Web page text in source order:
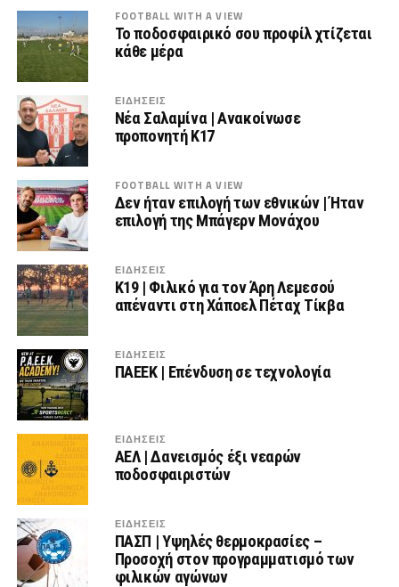
FOOTBALL WITH A VIEW
Το ποδοσφαιρικό σου προφίλ χτίζεται
κάθε μέρα
ΕΙΔΗΣΕΙΣ
Νέα Σαλαμίνα | Ανακοίνωσε
προπονητή Κ17
FOOTBALL WITH A VIEW
Δεν ήταν επιλογή των εθνικών | Ήταν
επιλογή της Μπάγερν Μονάχου
ΕΙΔΗΣΕΙΣ
Κ19 | Φιλικό για τον Άρη Λεμεσού
απέναντι στη Χάποελ Πέταχ Τίκβα
ΕΙΔΗΣΕΙΣ
ΠΑΕΕΚ | Επένδυση σε τεχνολογία
ΕΙΔΗΣΕΙΣ
ΑΕΛ | Δανεισμός έξι νεαρών
ποδοσφαιριστών
ΕΙΔΗΣΕΙΣ
ΠΑΣΠ | Yψηλές θερμοκρασίες –
Προσοχή στον προγραμματισμό των
φιλικών αγώνων